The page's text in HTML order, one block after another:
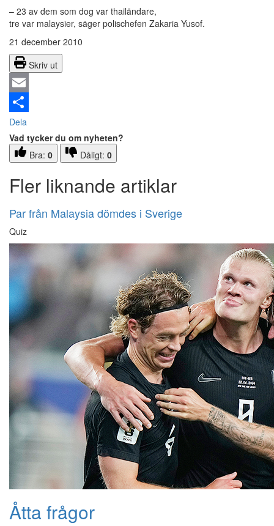
– 23 av dem som dog var thailändare,
tre var malaysier, säger polischefen Zakaria Yusof.
21 december 2010
Skriv ut
Email
Dela
Vad tycker du om nyheten?
Bra: 0 Dåligt: 0
Fler liknande artiklar
Par från Malaysia dömdes i Sverige
Quiz
Åtta frågor